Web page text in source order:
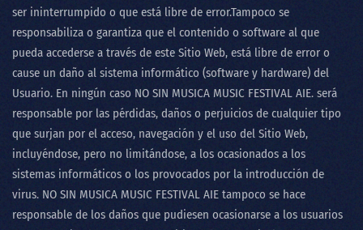
ser ininterrumpido o que está libre de error.Tampoco se
responsabiliza o garantiza que el contenido o software al que
pueda accederse a través de este Sitio Web, está libre de error o
cause un daño al sistema informático (software y hardware) del
Usuario. En ningún caso NO SIN MUSICA MUSIC FESTIVAL AIE. será
responsable por las pérdidas, daños o perjuicios de cualquier tipo
que surjan por el acceso, navegación y el uso del Sitio Web,
incluyéndose, pero no limitándose, a los ocasionados a los
sistemas informáticos o los provocados por la introducción de
virus. NO SIN MUSICA MUSIC FESTIVAL AIE tampoco se hace
responsable de los daños que pudiesen ocasionarse a los usuarios